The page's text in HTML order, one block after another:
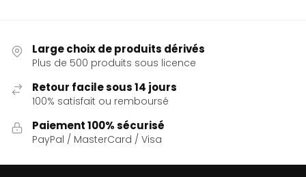
Large choix de produits dérivés
Plus de 500 produits sous licence
Retour facile sous 14 jours
100% satisfait ou remboursé
Paiement 100% sécurisé
PayPal / MasterCard / Visa